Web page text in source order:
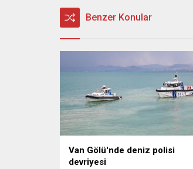
Benzer Konular
Van Gölü'nde deniz polisi
devriyesi